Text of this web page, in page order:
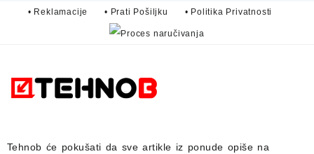
• Reklamacije • Prati Pošiljku • Politika Privatnosti
Tehnob će pokušati da sve artikle iz ponude opiše na